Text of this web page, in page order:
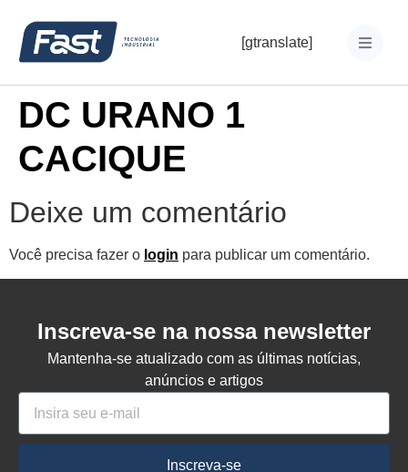
[gtranslate]
DC URANO 1
CACIQUE
Deixe um comentário
Você precisa fazer o login para publicar um comentário.
Inscreva-se na nossa newsletter
Mantenha-se atualizado com as últimas notícias,
anúncios e artigos
Inscreva-se